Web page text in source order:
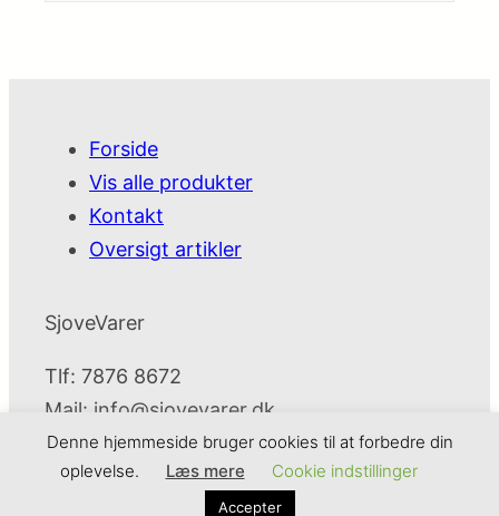
Forside
Vis alle produkter
Kontakt
Oversigt artikler
SjoveVarer
Tlf: 7876 8672
Mail: info@sjovevarer.dk
Cookie- og privatlivspolitik
Denne hjemmeside bruger cookies til at forbedre din
oplevelse.
Læs mere Cookie indstillinger
Accepter